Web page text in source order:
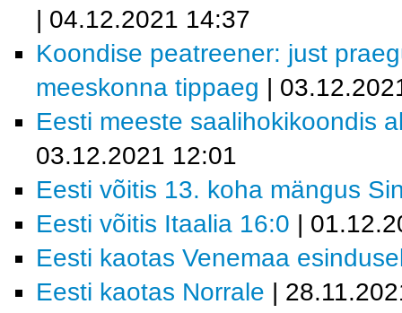
| 04.12.2021 14:37
Koondise peatreener: just
meeskonna tippaeg |
Eesti meeste saalihokikoondis
03.12.2021 12:01
Eesti võitis 13. koha mängus
Eesti võitis Itaalia 16:0 |
Eesti kaotas Venemaa
Eesti kaotas Norrale |